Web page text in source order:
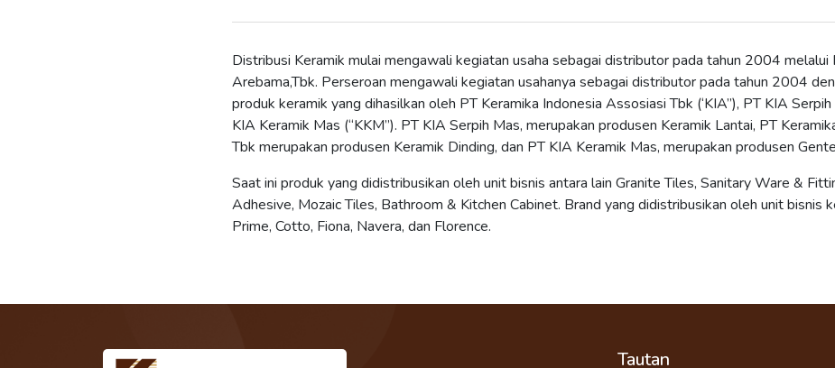
Distribusi Keramik mulai mengawali kegiatan usaha sebagai distributor pada tahun 2004 melalui
Arebama,Tbk. Perseroan mengawali kegiatan usahanya sebagai distributor pada tahun 2004
produk keramik yang dihasilkan oleh PT Keramika Indonesia Assosiasi Tbk (‘KIA”), PT KIA Serpih
KIA Keramik Mas (“KKM”). PT KIA Serpih Mas, merupakan produsen Keramik Lantai, PT
Tbk merupakan produsen Keramik Dinding, dan PT KIA Keramik Mas, merupakan produsen
Saat ini produk yang didistribusikan oleh unit bisnis antara lain Granite Tiles, Sanitary Ware &
Adhesive, Mozaic Tiles, Bathroom & Kitchen Cabinet. Brand yang didistribusikan oleh unit bisnis
Prime, Cotto, Fiona, Navera, dan Florence.
Tautan